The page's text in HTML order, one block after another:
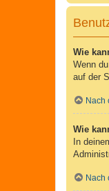
Wie
Wenn
auf der
Nach
Wie
In
Nach